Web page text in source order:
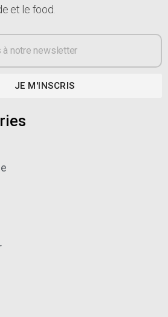
et le food.
JE M'INSCRIS